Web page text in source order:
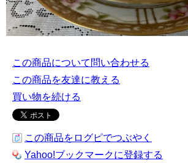
この商品について問い合わせる
この商品を友達に教える
買い物を続ける
この商品をログピでつぶやく
Yahoo!ブックマークに登録する